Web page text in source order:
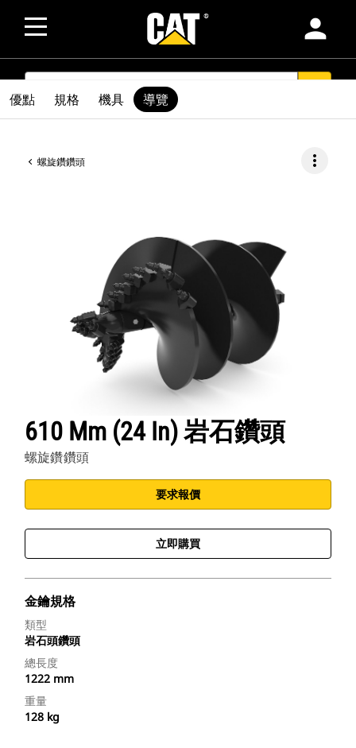
person
SEARCH
螺旋鑽鑽頭 more_vert
610 Mm (24 In) 岩石鑽頭
螺旋鑽鑽頭
要求報價
立即購買
金鑰規格
類型
岩石頭鑽頭
總長度
1222 mm
重量
128 kg
優點 規格 機具 導覽